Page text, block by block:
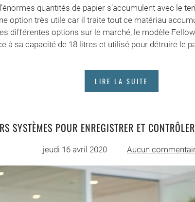
quantités de papier s’accumulent avec le
option très utile car il traite tout ce matériau
différentes options sur le marché, le modèle
à sa capacité de 18 litres et utilisé pour détruire le
LIRE LA SUITE
SYSTÈMES POUR ENREGISTRER ET
jeudi 16 avril 2020 Aucun
sur
Les
meilleurs
systèmes